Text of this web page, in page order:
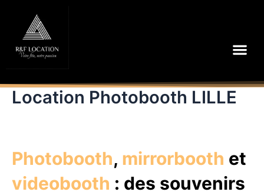
contenu
Location Photobooth LILLE
Photobooth, mirrorbooth et
videobooth : des souvenirs